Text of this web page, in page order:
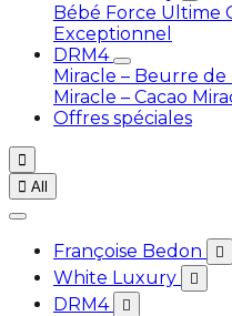
Bébé Force Ultime
Exceptionnel
DRM4
Miracle – Beurre de
Miracle – Cacao
Offres spéciales

 All
Françoise Bedon 
White Luxury 
DRM4 